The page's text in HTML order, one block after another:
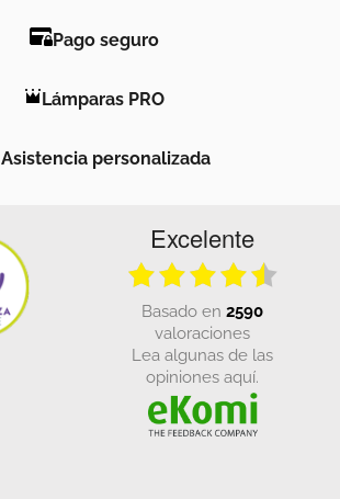
Pago seguro
Lámparas PRO
Asistencia personalizada
Excelente
basado en 2590
valoraciones
Lea algunas de las
opiniones aquí.